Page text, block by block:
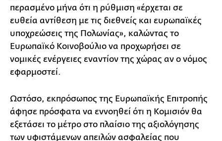
περασμένο μήνα ότι η ρύθμιση «έρχεται σε
ευθεία αντίθεση με τις διεθνείς και ευρωπαϊκές
υποχρεώσεις της Πολωνίας», καλώντας το
Ευρωπαϊκό Κοινοβούλιο να προχωρήσει σε
νομικές ενέργειες εναντίον της χώρας αν ο νόμος
εφαρμοστεί.
Ωστόσο, εκπρόσωπος της Ευρωπαϊκής Επιτροπής
άφησε πρόσφατα να εννοηθεί ότι η Κομισιόν θα
εξετάσει το μέτρο στο πλαίσιο της αξιολόγησης
των υφιστάμενων απειλών ασφαλείας που